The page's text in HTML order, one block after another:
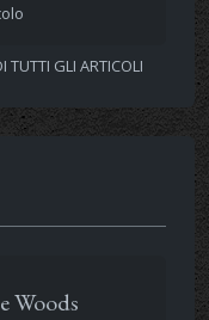
TUTTI GLI ARTICOLI
Woods